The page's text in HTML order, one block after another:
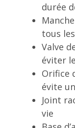
durée
tous
Valve
éviter
Orifice
évite
Joint
vie